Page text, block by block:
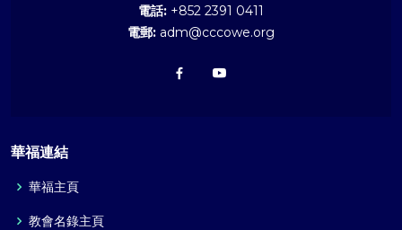
電話: +852 2391 0411
電郵: adm@cccowe.org
華福連結
華福主頁
教會名錄主頁